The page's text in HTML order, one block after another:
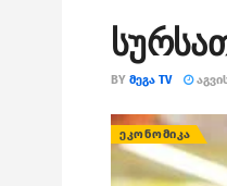
BY ᲛᲔᲒᲐ TV
ᲔᲙᲝᲜᲝᲛᲘᲙᲐ